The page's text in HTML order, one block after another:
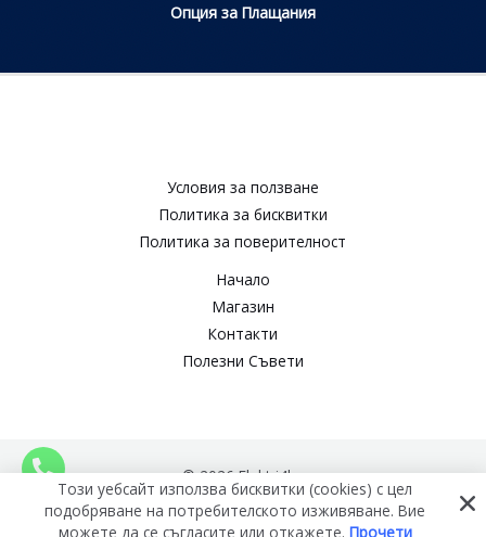
Опция за Плащания
Условия за ползване​
Политика за бисквитки​
Политика за поверителност​
Начало
Магазин
Контакти
Полезни Съвети
© 2026 Elektri4ko
Този уебсайт използва бисквитки (cookies) с цел
подобряване на потребителското изживяване. Вие
можете да се съгласите или откажете. Прочети